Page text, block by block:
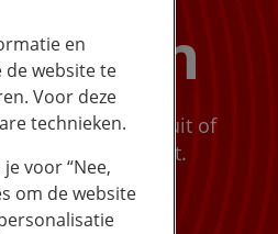
nieuw toestel uit of
nodig hebt.
en
website te
Voor deze
technieken.
voor “Nee,
om de website